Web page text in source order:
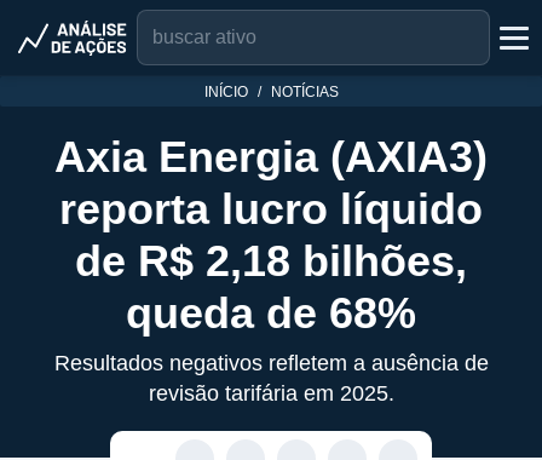
INÍCIO NOTÍCIAS
Axia Energia (AXIA3)
reporta lucro líquido
de R$ 2,18 bilhões,
queda de 68%
Resultados negativos refletem a ausência de
revisão tarifária em 2025.